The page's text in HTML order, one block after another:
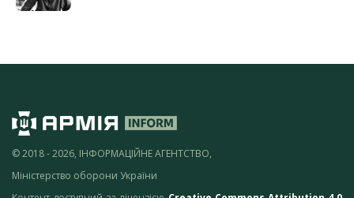
© 2018 - 2026, ІНФОРМАЦІЙНЕ АГЕНТСТВО,
Міністерство оборони України